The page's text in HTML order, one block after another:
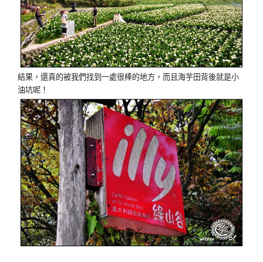
結果，還真的被我們找到一處很棒的地方，而且海芋田背後就是小
油坑呢！